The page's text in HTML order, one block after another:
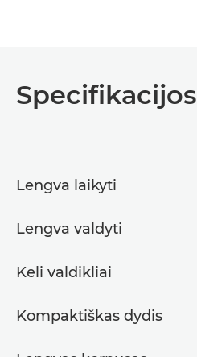
Specifikacijos
Lengva laikyti
Lengva valdyti
Keli valdikliai
Kompaktiškas dydis